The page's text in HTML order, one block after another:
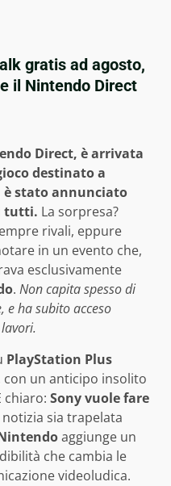
gratis ad agosto,
il Nintendo Direct
Direct, è arrivata
destinato a
è stato annunciato
tutti. La sorpresa?
rivali, eppure
in un evento che,
esclusivamente
. Non capita spesso di
e ha subito acceso
PlayStation Plus
con un anticipo insolito
chiaro: Sony vuole fare
sia trapelata
aggiunge un
che cambia le
videoludica.